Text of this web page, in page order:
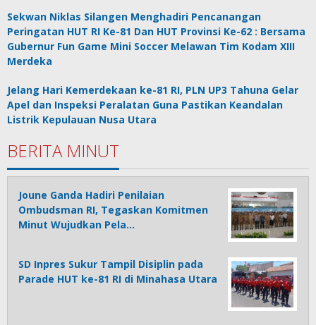
Sekwan Niklas Silangen Menghadiri Pencanangan
Peringatan HUT RI Ke-81 Dan HUT Provinsi Ke-62 : Bersama
Gubernur Fun Game Mini Soccer Melawan Tim Kodam XIII
Merdeka
Jelang Hari Kemerdekaan ke-81 RI, PLN UP3 Tahuna Gelar
Apel dan Inspeksi Peralatan Guna Pastikan Keandalan
Listrik Kepulauan Nusa Utara
BERITA MINUT
Joune Ganda Hadiri Penilaian
Ombudsman RI, Tegaskan Komitmen
Minut Wujudkan Pela…
SD Inpres Sukur Tampil Disiplin pada
Parade HUT ke-81 RI di Minahasa Utara